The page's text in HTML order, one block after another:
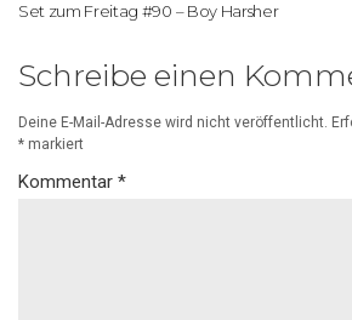
Set zum Freitag #90 – Boy Harsher
Schreibe einen
Deine E-Mail-Adresse wird nicht veröffentlicht.
* markiert
Kommentar *